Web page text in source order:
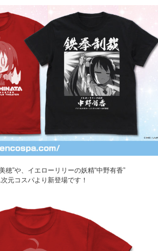
穂”や、イエローリリーの妖精“中野有香”
元コスパより新登場です！